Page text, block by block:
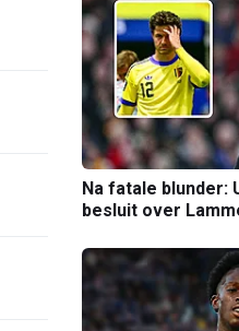
Na fatale blunder:
besluit over